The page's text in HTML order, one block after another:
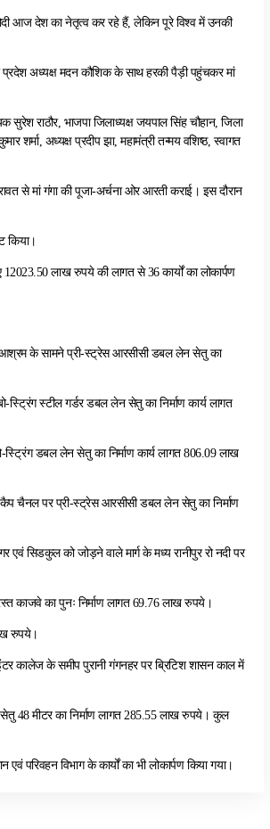
आज देश का नेतृत्व कर रहे हैं, लेकिन पूरे विश्व में उनकी
प्रदेश अध्यक्ष मदन कौशिक के साथ हरकी पैड़ी पहुंचकर मां
सुरेश राठौर, भाजपा जिलाध्यक्ष जयपाल सिंह चौहान, जिला
शर्मा, अध्यक्ष प्रदीप झा, महामंत्री तन्मय वशिष्ठ, स्वागत
से मां गंगा की पूजा-अर्चना ओर आरती कराई। इस दौरान
किया।
लाख रुपये की लागत से 36 कार्यों का लोकार्पण
आश्रम के सामने प्री-स्ट्रेस आरसीसी डबल लेन सेतु का
स्ट्रिंग स्टील गर्डर डबल लेन सेतु का निर्माण कार्य लागत
डबल लेन सेतु का निर्माण कार्य लागत 806.09 लाख
चैनल पर प्री-स्ट्रेस आरसीसी डबल लेन सेतु का निर्माण
एवं सिडकुल को जोड़ने वाले मार्ग के मध्य रानीपुर रो नदी पर
काजवे का पुनः निर्माण लागत 69.76 लाख रुपये।
रुपये।
कालेज के समीप पुरानी गंगनहर पर ब्रिटिश शासन काल में
सेतु 48 मीटर का निर्माण लागत 285.55 लाख रुपये। कुल
परिवहन विभाग के कार्यों का भी लोकार्पण किया गया।